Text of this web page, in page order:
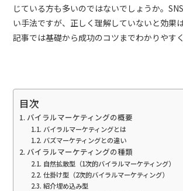
じている方も多いのではないでしょうか。
い手法ですが、正しく理解していないと効果
記事では基礎から成功のコツまでわかりやす
目次
バイラルマーケティングの概要
バイラルマーケティングとは
バズマーケティングとの違い
バイラルマーケティングの種類
自然拡散型（1次的バイラルマーケティング）
仕掛け型（2次的バイラルマーケティング）
紹介埋め込み型